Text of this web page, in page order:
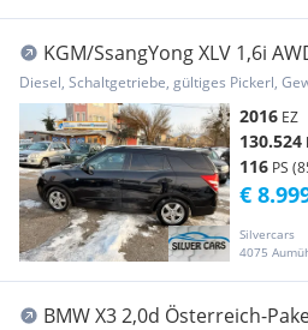
KGM/SsangYong XLV 1,6i
Diesel, Schaltgetriebe, gültiges Pickerl,
2016 EZ
130.524
116 PS
Silvercars
4075
€
BMW X3 2,0d Österreich-